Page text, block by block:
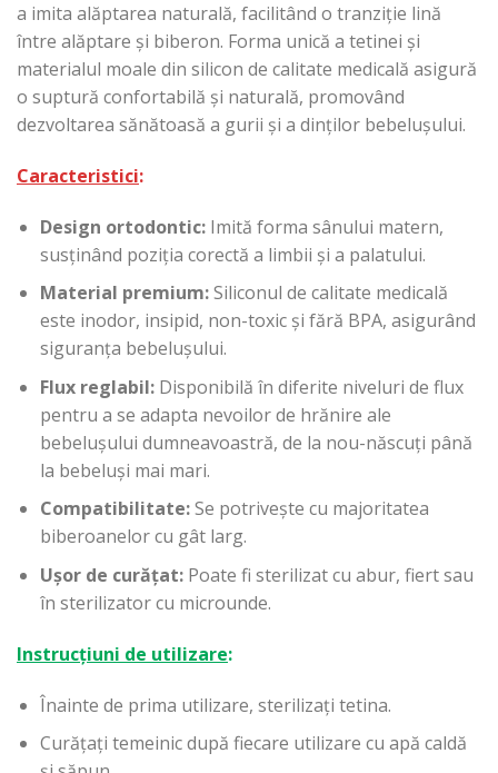
a imita alăptarea naturală, facilitând o tranziție lină
între alăptare și biberon. Forma unică a tetinei și
materialul moale din silicon de calitate medicală asigură
o suptură confortabilă și naturală, promovând
dezvoltarea sănătoasă a gurii și a dinților bebelușului.
Caracteristici:
Design ortodontic:Imită forma sânului matern,
susținând poziția corectă a limbii și a palatului.
Material premium:Siliconul de calitate medicală
este inodor, insipid, non-toxic și fără BPA, asigurând
siguranța bebelușului.
Flux reglabil:Disponibilă în diferite niveluri de flux
pentru a se adapta nevoilor de hrănire ale
bebelușului dumneavoastră, de la nou-născuți până
la bebeluși mai mari.
Compatibilitate:Se potrivește cu majoritatea
biberoanelor cu gât larg.
Ușor de curățat:Poate fi sterilizat cu abur, fiert sau
în sterilizator cu microunde.
Instrucțiuni de utilizare:
Înainte de prima utilizare, sterilizați tetina.
Curățați temeinic după fiecare utilizare cu apă caldă